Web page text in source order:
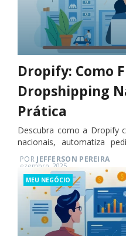
Dropify: Como
Dropshipping
Prática
Descubra como a Dropify
nacionais, automatiza
dropshipping.
PORJEFFERSON PEREIRA
Posted
on
ezembro, 2025
Categories
MEU NEGÓCIO